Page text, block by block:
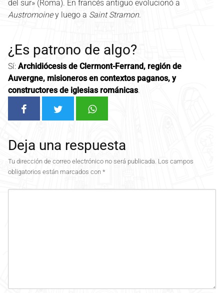
del sur» (Roma). En francés antiguo evolucionó a
Austromoiney luego a Saint Stramon.
¿Es patrono de algo?
Sí: Archidiócesis de Clermont-Ferrand, región de
Auvergne, misioneros en contextos paganos, y
constructores de iglesias románicas.
Deja una respuesta
Tu dirección de correo electrónico no será publicada. Los campos
obligatorios están marcados con *